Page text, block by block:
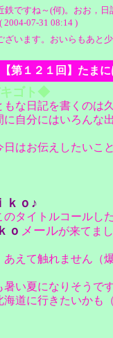
鉄ですね～(何)。おお，
2004-07-31 08:14 )
ざいます。おいらもあと
第１２１回】たまに
ゴト◆
もな日記を書くのは
自分にはいろんな
日はお伝えしたいこ
ｋｏ♪
タイトルコールし
ｏ メールが来てまし
あえて触れません（
い夏になりそうで
道に行きたいかも（